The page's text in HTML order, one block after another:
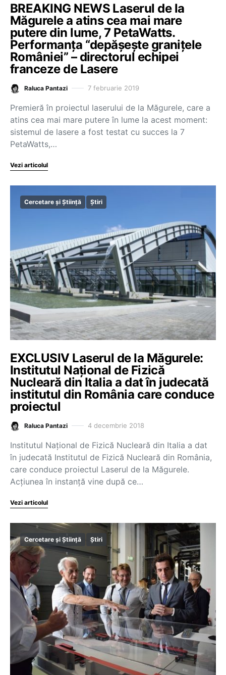
BREAKING NEWS Laserul de la
Măgurele a atins cea mai mare
putere din lume, 7 PetaWatts.
Performanța “depășește granițele
României” – directorul echipei
franceze de Lasere
Raluca Pantazi 7 februarie 2019
Premieră în proiectul laserului de la Măgurele, care a
atins cea mai mare putere în lume la acest moment:
sistemul de lasere a fost testat cu succes la 7
PetaWatts,…
Vezi articolul
Cercetare și Știință Știri
EXCLUSIV Laserul de la Măgurele:
Institutul Național de Fizică
Nucleară din Italia a dat în judecată
institutul din România care conduce
proiectul
Raluca Pantazi 4 decembrie 2018
Institutul Național de Fizică Nucleară din Italia a dat
în judecată Institutul de Fizică Nucleară din România,
care conduce proiectul Laserul de la Măgurele.
Acțiunea în instanță vine după ce…
Vezi articolul
Cercetare și Știință Știri